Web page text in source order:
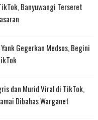
Banyuwangi Terseret
Gegerkan Medsos, Begini
dan Murid Viral di TikTok,
Dibahas Warganet